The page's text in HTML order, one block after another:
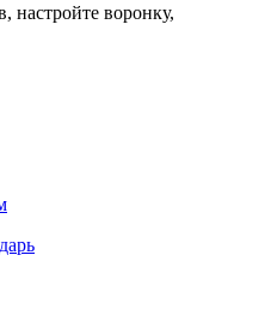
настройте воронку,